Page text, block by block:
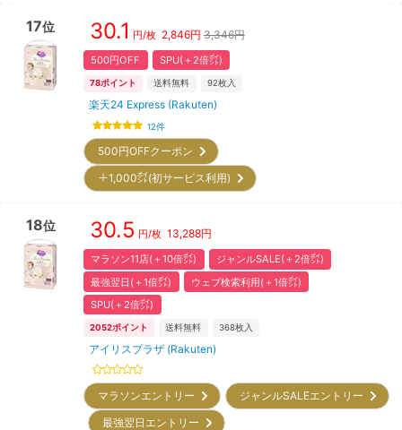
17位 30.1 円/枚 2,846円 3,346円
500円OFF SPU(＋2倍㌽)
78ポイント 送料無料 92枚入
楽天24 Express (Rakuten)
12件
500円OFFクーポン
＋1,000㌽(初サービス利用)
18位 30.5 円/枚 13,288円
マラソン11店(＋10倍㌽)
ジャンルSALE(＋2倍㌽)
最強翌日(＋1倍㌽)
ウェブ検索利用(＋1倍㌽)
SPU(＋2倍㌽)
2052ポイント 送料無料 368枚入
アイリスプラザ (Rakuten)
マラソンエントリー
ジャンルSALEエントリー
最強翌日エントリー